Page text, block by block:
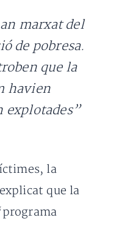
marxat del
de pobresa.
que la
havien
explotades”
la
que la